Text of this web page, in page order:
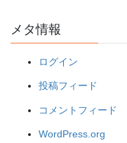
メタ情報
ログイン
投稿フィード
コメントフィード
WordPress.org